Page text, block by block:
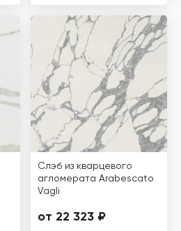
Слэб из кварцевого
агломерата Arabescato
Vagli
от 22 323 ₽